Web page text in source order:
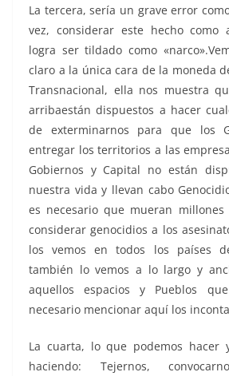
La tercera, sería un grave error
vez, considerar este hecho como
logra ser tildado como
claro a la única cara de la moneda
Transnacional, ella nos muestra
arribaestán dispuestos a hacer
de exterminarnos para que los
entregar los territorios a las
Gobiernos y Capital no están
nuestra vida y llevan cabo
es necesario que mueran
considerar genocidios a los
los vemos en todos los países
también lo vemos a lo largo y
aquellos espacios y Pueblos
necesario mencionar aquí los
La cuarta, lo que podemos hacer
haciendo: Tejernos,